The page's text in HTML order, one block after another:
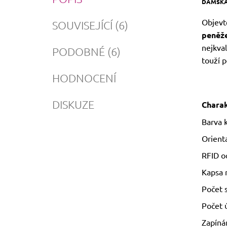
SOUVISEJÍCÍ (6)
PODOBNÉ (6)
HODNOCENÍ
DISKUZE
touží
Barva
RFID
Kapsa
Počet
Počet